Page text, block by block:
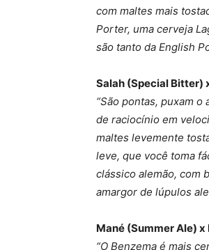
com maltes mais
Porter, uma cerveja
são tanto da English
Salah (Special Bitter)
“São pontas, puxam
de raciocínio em
maltes levemente
leve, que você toma
clássico alemão, com
amargor de lúpulos
Mané (Summer Ale)
“O Benzema é mais